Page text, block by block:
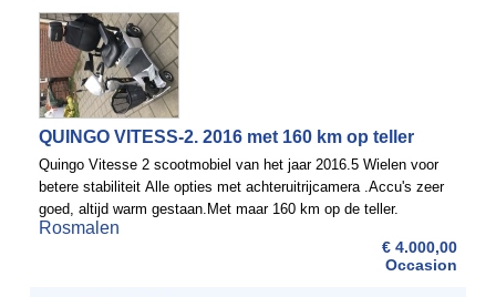
QUINGO VITESS-2. 2016 met 160 km op teller
Quingo Vitesse 2 scootmobiel van het jaar 2016.5 Wielen voor
betere stabiliteit Alle opties met achteruitrijcamera .Accu's zeer
goed, altijd warm gestaan.Met maar 160 km op de teller.
Rosmalen
€ 4.000,00
Occasion